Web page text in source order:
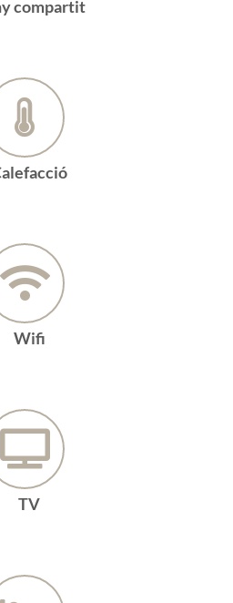
compartit
Wifi
TV